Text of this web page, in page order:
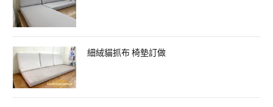
細絨貓抓布 椅墊訂做